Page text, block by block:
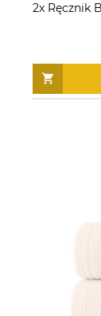
2x Ręcznik